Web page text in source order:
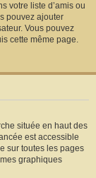
votre liste d’amis ou
pouvez ajouter
Vous pouvez
cette même page.
située en haut des
est accessible
sur toutes les pages
graphiques